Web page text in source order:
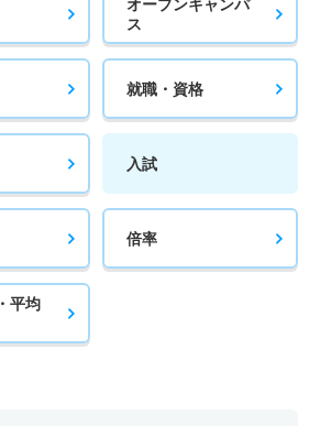
オープンキャンパ
ス
就職・資格
入試
倍率
平均